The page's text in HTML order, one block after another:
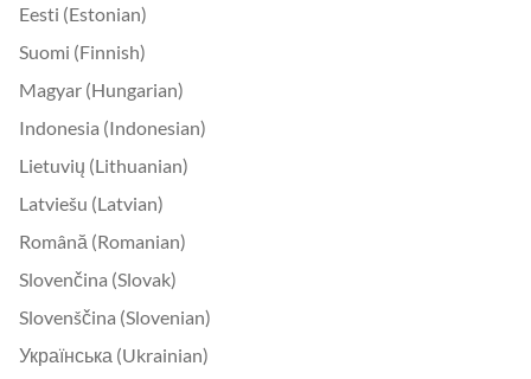
Eesti (Estonian)
Suomi (Finnish)
Magyar (Hungarian)
Indonesia (Indonesian)
Lietuvių (Lithuanian)
Latviešu (Latvian)
Română (Romanian)
Slovenčina (Slovak)
Slovenščina (Slovenian)
Українська (Ukrainian)